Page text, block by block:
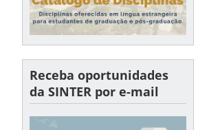
Receba oportunidades
da SINTER por e-mail